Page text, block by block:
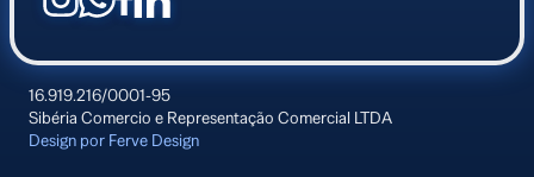
16.919.216/0001-95
Sibéria Comercio e Representação Comercial LTDA
Design por Ferve Design